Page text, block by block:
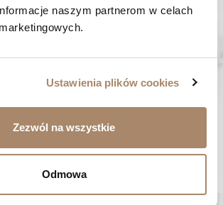
naszym partnerom w celach
Ustawienia plików cookies
Zezwól na wszystkie
Odmowa
Zadzwoń do nas :
poniedziałku do piątku. Od godziny 9:00 do
+48 537 238 431
wysyłamy w ciągu 1-2 dni
RYZYKA
CI SIĘ...